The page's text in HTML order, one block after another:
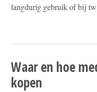
langdurig gebruik of bij
Waar en hoe
kopen